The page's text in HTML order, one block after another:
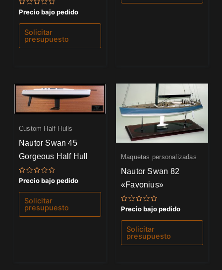
Valorado
0
de
Precio bajo pedido
Solicitar
presupuesto
Custom Half Hulls
Nautor Swan 45
Gorgeous Half Hull
Valorado
con
0
de
Precio bajo pedido
Solicitar
presupuesto
Maquetas personalizadas
Nautor Swan 82
«Favonius»
Valorado
con
0
de
Precio bajo pedido
Solicitar
presupuesto